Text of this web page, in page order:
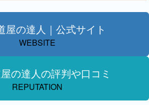
屋の達人｜公式サイト
WEBSITE
の達人の評判や口コミ
REPUTATION